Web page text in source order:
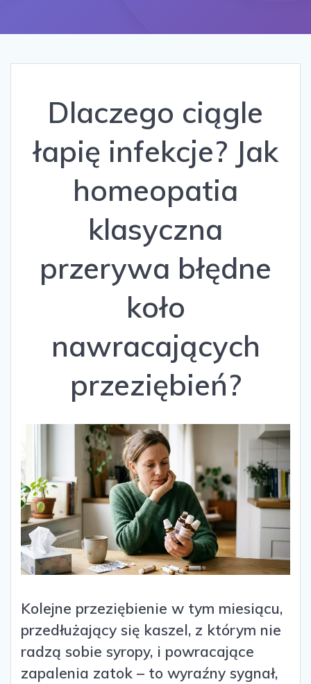
Dlaczego ciągle
łapię infekcje? Jak
homeopatia
klasyczna
przerywa błędne
koło
nawracających
przeziębień?
Kolejne przeziębienie w tym miesiącu,
przedłużający się kaszel, z którym nie
radzą sobie syropy, i powracające
zapalenia zatok – to wyraźny sygnał,